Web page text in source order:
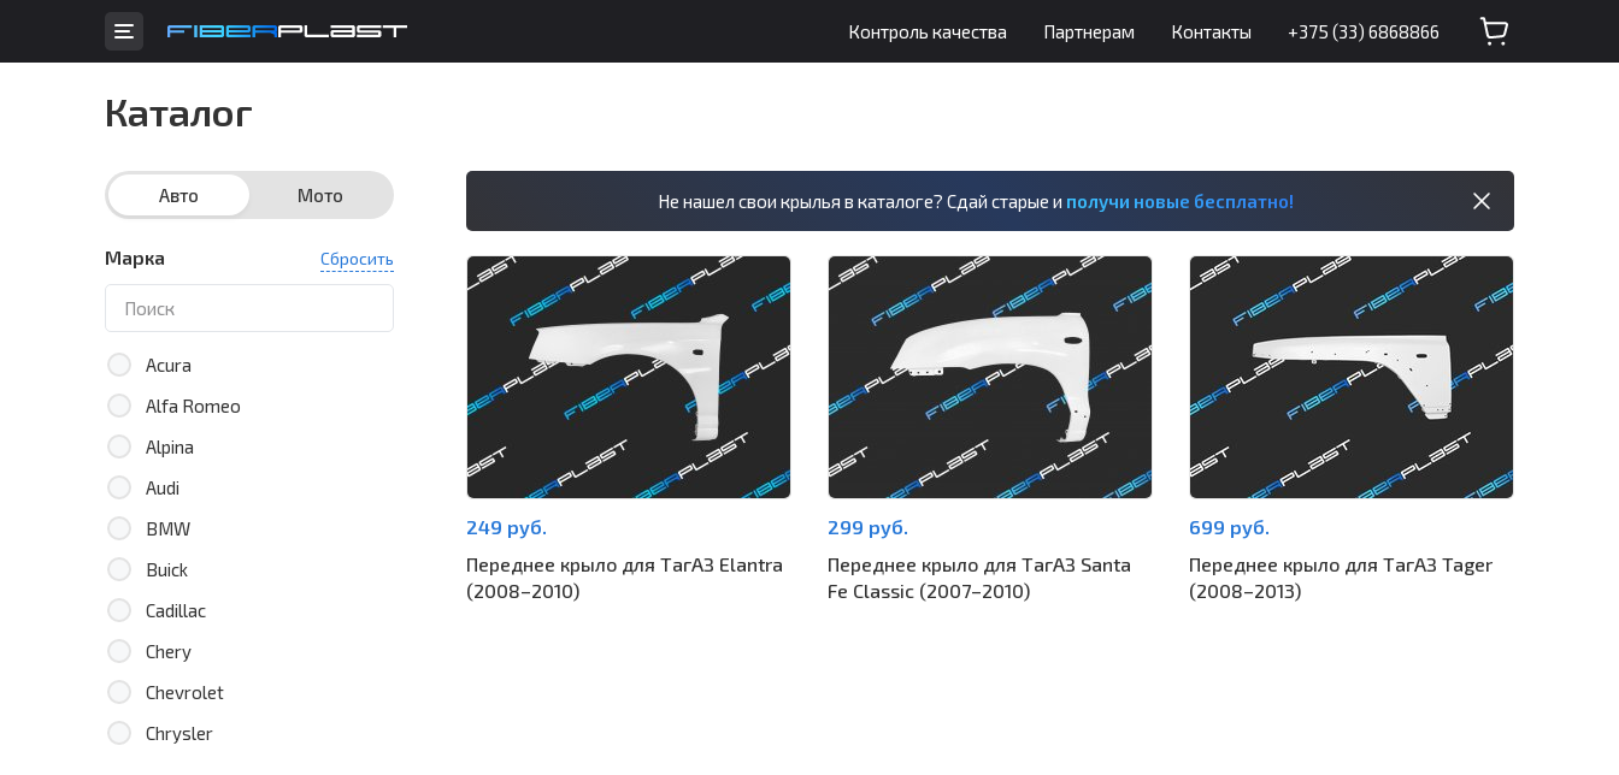
Контроль качества Партнерам Контакты +375 (33) 6868866
Каталог
Авто Мото
Марка Сбросить
Acura
Alfa Romeo
Alpina
Audi
BMW
Buick
Cadillac
Chery
Chevrolet
Chrysler
Не нашел свои крылья в каталоге? Сдай старые и получи новые бесплатно!
249 руб.
Переднее крыло для ТагАЗ Elantra
(2008–2010)
299 руб.
Переднее крыло для ТагАЗ Santa
Fe Classic (2007–2010)
699 руб.
Переднее крыло для ТагАЗ Tager
(2008–2013)